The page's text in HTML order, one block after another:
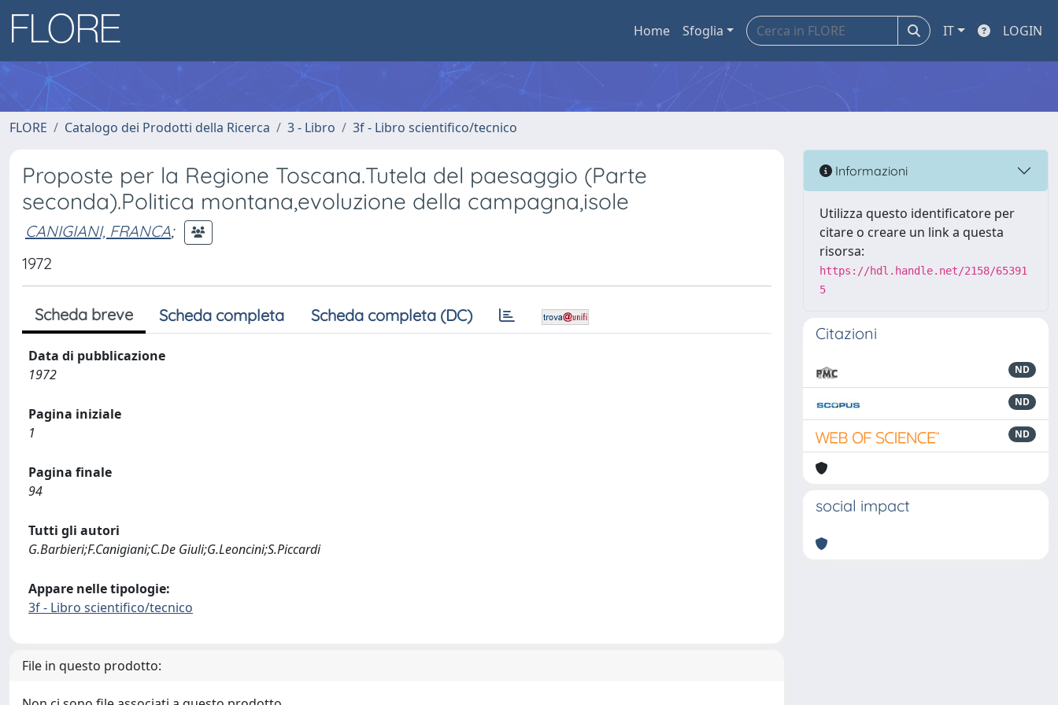
Home Sfoglia IT LOGIN
FLORE Catalogo dei Prodotti della Ricerca 3 - Libro 3f - Libro scientifico/tecnico
Proposte per la Regione Toscana.Tutela del paesaggio (Parte
seconda).Politica montana,evoluzione della campagna,isole
CANIGIANI, FRANCA;
1972
Scheda breve Scheda completa Scheda completa (DC)
Data di pubblicazione
1972
Pagina iniziale
1
Pagina finale
94
Tutti gli autori
G.Barbieri;F.Canigiani;C.De Giuli;G.Leoncini;S.Piccardi
Appare nelle tipologie:
3f - Libro scientifico/tecnico
File in questo prodotto:
Informazioni
Utilizza questo identificatore per
citare o creare un link a questa
risorsa:
https://hdl.handle.net/2158/65391
5
Citazioni
ND
ND
ND
social impact